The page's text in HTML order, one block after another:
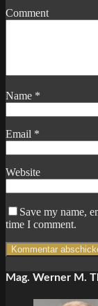
Comment
Name *
Email *
Website
Save my name,
time I comment.
Mag. Werner M.